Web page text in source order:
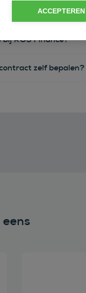
operational lease?
ROS Finance?
zelf bepalen?
ACCEPTEREN